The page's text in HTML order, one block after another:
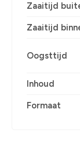
Zaaitijd
Zaaitijd
Oogsttijd
Inhoud
Formaat